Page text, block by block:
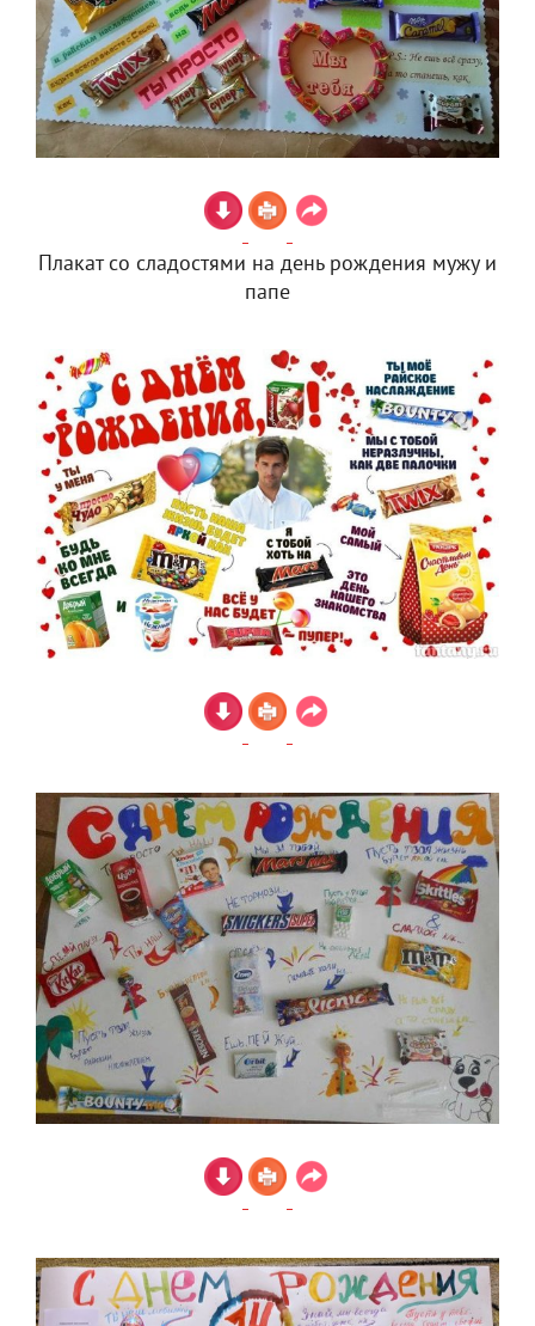
Плакат со сладостями на день рождения мужу и
папе